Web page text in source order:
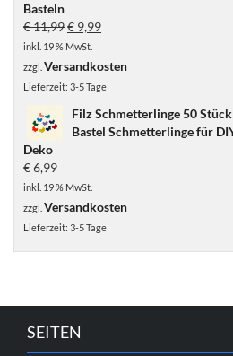
Basteln
€11,99Ursprünglicher
Preis
war:
€ 9,99Aktueller
ist:
inkl. 19 % MwSt.
zzgl. Versandkosten
Lieferzeit: 3-5 Tage
Filz Schmetterlinge 50
Bastel Schmetterlinge für
Deko
€6,99
inkl. 19 % MwSt.
zzgl. Versandkosten
Lieferzeit: 3-5 Tage
SEITEN